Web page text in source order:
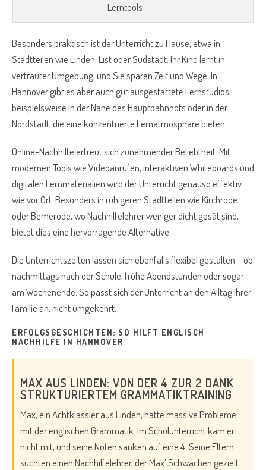
Lerntools
Besonders praktisch ist der Unterricht zu Hause, etwa in
Stadtteilen wie Linden, List oder Südstadt. Ihr Kind lernt in
vertrauter Umgebung, und Sie sparen Zeit und Wege. In
Hannover gibt es aber auch gut ausgestattete Lernstudios,
beispielsweise in der Nähe des Hauptbahnhofs oder in der
Nordstadt, die eine konzentrierte Lernatmosphäre bieten.
Online-Nachhilfe erfreut sich zunehmender Beliebtheit. Mit
modernen Tools wie Videoanrufen, interaktiven Whiteboards und
digitalen Lernmaterialien wird der Unterricht genauso effektiv
wie vor Ort. Besonders in ruhigeren Stadtteilen wie Kirchrode
oder Bemerode, wo Nachhilfelehrer weniger dicht gesät sind,
bietet dies eine hervorragende Alternative.
Die Unterrichtszeiten lassen sich ebenfalls flexibel gestalten – ob
nachmittags nach der Schule, frühe Abendstunden oder sogar
am Wochenende. So passt sich der Unterricht an den Alltag Ihrer
Familie an, nicht umgekehrt.
ERFOLGSGESCHICHTEN: SO HILFT ENGLISCH
NACHHILFE IN HANNOVER
MAX AUS LINDEN: VON DER 4 ZUR 2 DANK
STRUKTURIERTEM GRAMMATIKTRAINING
Max, ein Achtklässler aus Linden, hatte massive Probleme
mit der englischen Grammatik. Im Schulunterricht kam er
nicht mit, und seine Noten sanken auf eine 4. Seine Eltern
suchten einen Nachhilfelehrer, der Max‘ Schwächen gezielt